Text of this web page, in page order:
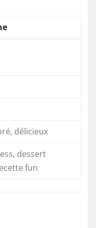
délicieux
dessert
fun